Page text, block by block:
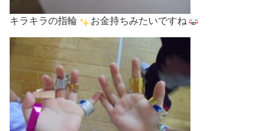
キラキラの指輪 お金持ちみたいですね